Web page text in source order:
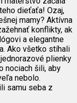
dieťaťa! Ozaj,
mamy? Aktívna
konflikty, ak
a elegantne
Ako všetko stíhali
plienky
nociach šili, aby
nebolo.
samu seba z